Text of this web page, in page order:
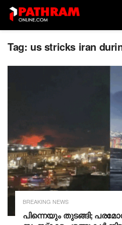
Tag: us stricks iran
BREAKING NEWS
പിന്നെയും തുടങ്ങി;